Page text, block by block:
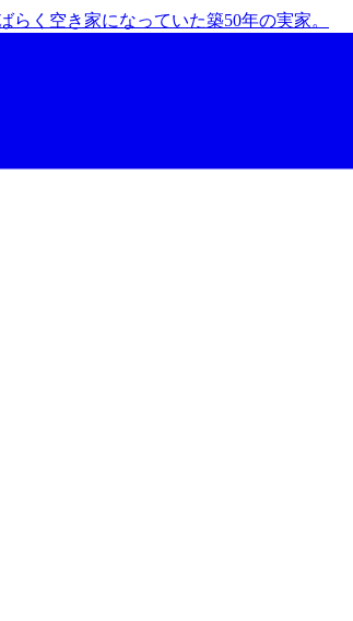
らく空き家になっていた築50年の実家。